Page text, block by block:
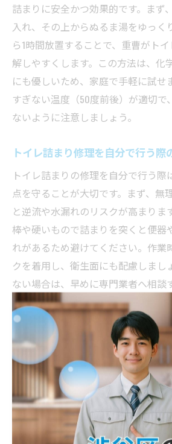
詰まりに安全かつ効果的です。まず
入れ、その上からぬるま湯をゆっく
ら1時間放置することで、重曹がト
解しやすくします。この方法は、化
にも優しいため、家庭で手軽に試せ
すぎない温度（50度前後）が適切で
ないように注意しましょう。
トイレ詰まり修理を自分で行う際
トイレ詰まりの修理を自分で行う際
点を守ることが大切です。まず、無
と逆流や水漏れのリスクが高まりま
棒や硬いもので詰まりを突くと便器
れがあるため避けてください。作業
クを着用し、衛生面にも配慮しまし
ない場合は、早めに専門業者へ相談
す。
業者に頼る前にできるトイレ詰ま
業者に依頼する前に試せる解決法と
ずつ水を流す、ぬるま湯や重曹を使
実際、トイレットペーパー詰まりの
で解消できます。例えば、ぬるま湯
分ほど待つと、紙が溶けて自然に流